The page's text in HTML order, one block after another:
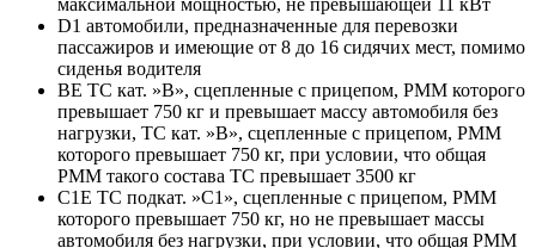
D1 автомобили, предназначенные для перевозки
пассажиров и имеющие от 8 до 16 сидячих мест, помимо
сиденья водителя
BE ТС кат. »В», сцепленные с прицепом, РММ которого
превышает 750 кг и превышает массу автомобиля без
нагрузки, ТС кат. »В», сцепленные с прицепом, РММ
которого превышает 750 кг, при условии, что общая
РММ такого состава ТС превышает 3500 кг
C1E ТС подкат. »С1», сцепленные с прицепом, РММ
которого превышает 750 кг, но не превышает массы
автомобиля без нагрузки, при условии, что общая РММ